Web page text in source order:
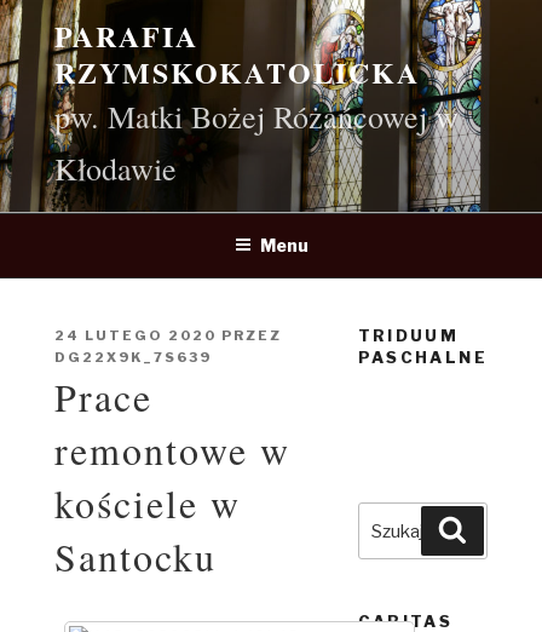
Przejdź
do
treści
PARAFIA
RZYMSKOKATOLICKA
pw. Matki Bożej Różańcowej w
Kłodawie
Menu
OPUBLIKOWANE
W
24 LUTEGO 2020 PRZEZ
DG22X9K_7S639
Prace
remontowe w
kościele w
Santocku
TRIDUUM
PASCHALNE
Szukaj:
CARITAS